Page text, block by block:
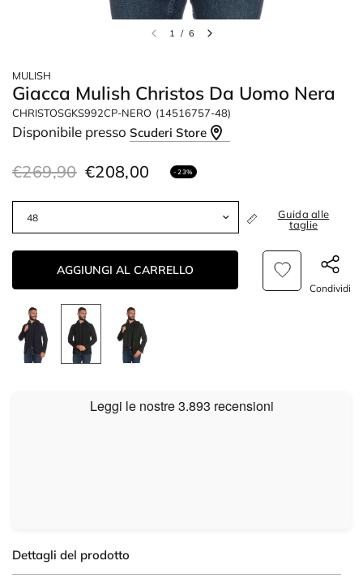
1 / 6
MULISH
Giacca Mulish Christos Da Uomo Nera
CHRISTOSGKS992CP-NERO (14516757-48)
Disponibile pressoScuderi Store
€269,90 €208,00 - 23%
Guida alle
taglie
AGGIUNGI AL CARRELLO
Condividi
Dettagli del prodotto